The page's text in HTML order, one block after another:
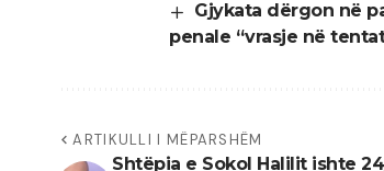
Gjykata dërgon në
penale “vrasje në
ARTIKULLI I MËPARSHËM
Shtëpia e Sokol Halilit ishte